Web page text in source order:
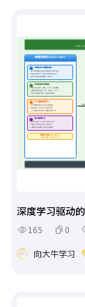
深度学习驱动
165 0
向大牛学习